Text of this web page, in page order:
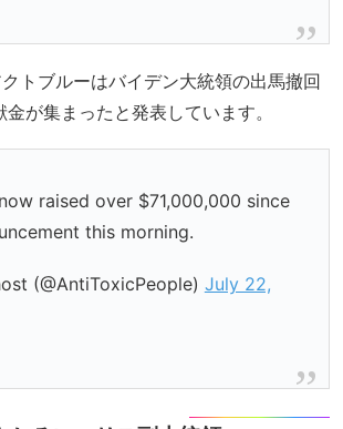
トブルーはバイデン大統領の出馬撤回
金が集まったと発表しています。
raised over $71,000,000 since
this morning.
(@AntiToxicPeople) July 22,